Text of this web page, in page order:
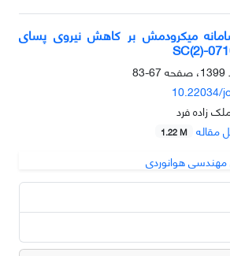
میکرودمش بر کاهش نیروی پسای
67-83
10.22034/
زاده فرد
مقاله 1.22 M